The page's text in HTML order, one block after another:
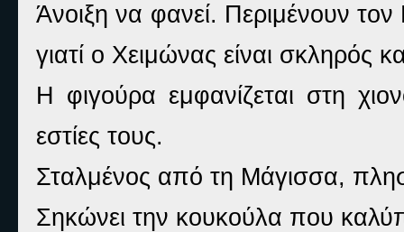
Άνοιξη να φανεί. Περιμένουν
γιατί ο Χειμώνας είναι σκληρός
Η φιγούρα εμφανίζεται στη
εστίες τους.
Σταλμένος από τη Μάγισσα,
Σηκώνει την κουκούλα που